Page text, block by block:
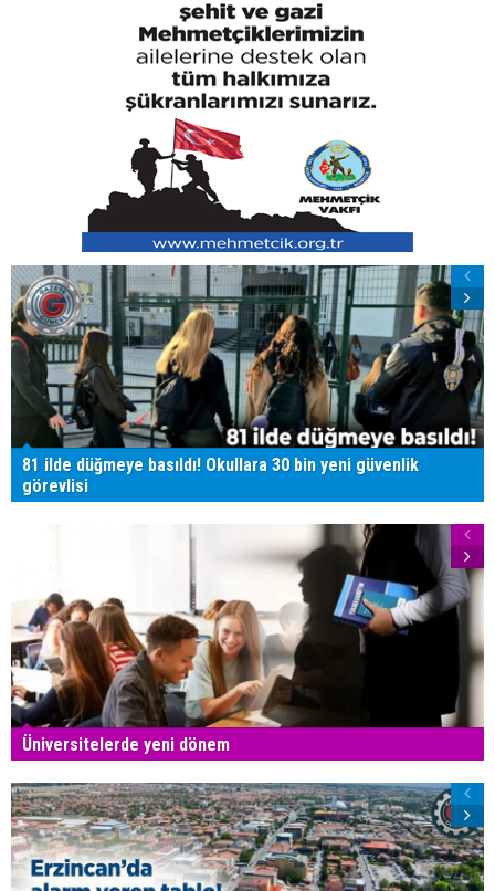
81 ilde düğmeye basıldı! Okullara 30 bin yeni güvenlik
görevlisi
Üniversitelerde yeni dönem